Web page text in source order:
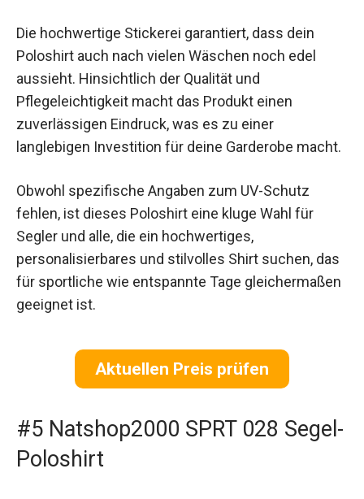
Die hochwertige Stickerei garantiert, dass dein
Poloshirt auch nach vielen Wäschen noch edel
aussieht. Hinsichtlich der Qualität und
Pflegeleichtigkeit macht das Produkt einen
zuverlässigen Eindruck, was es zu einer
langlebigen Investition für deine Garderobe macht.
Obwohl spezifische Angaben zum UV-Schutz
fehlen, ist dieses Poloshirt eine kluge Wahl für
Segler und alle, die ein hochwertiges,
personalisierbares und stilvolles Shirt suchen, das
für sportliche wie entspannte Tage gleichermaßen
geeignet ist.
Aktuellen Preis prüfen
#5 Natshop2000 SPRT 028 Segel-
Poloshirt